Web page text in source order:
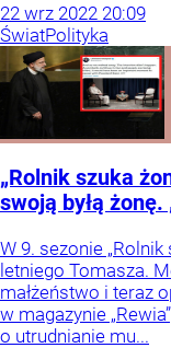
22 wrz 2022 20:09
ŚwiatPolityka
„Rolnik szuka
swoją byłą
W 9. sezonie
letniego Tomasza.
małżeństwo i teraz
w magazynie
o utrudnianie mu...